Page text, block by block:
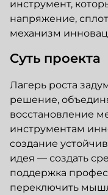
инструмент,
напряжение,
механизм
Суть проекта
Лагерь роста
решение,
восстановление
инструментам
создание
идея — создать
поддержка
переключить